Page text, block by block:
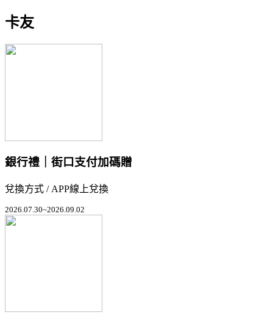
卡友
銀行禮｜街口支付加碼贈
兌換方式 / APP線上兌換
2026.07.30~2026.09.02